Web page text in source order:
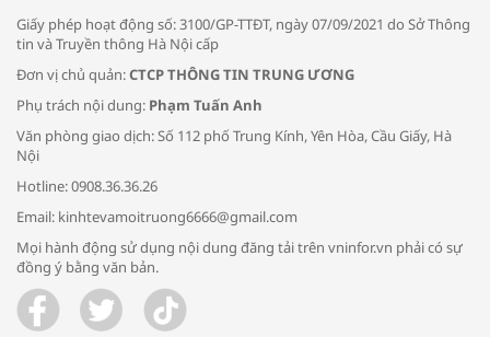
Bác sĩ tư vấn cách phòng tránh bệnh
đường hô hấp trong thời tiết giao mùa
Trao yêu thương cho em
Giấy phép hoạt động số: 3100/GP-TTĐT, ngày 07/09/2021 do Sở Thông
tin và Truyền thông Hà Nội cấp
Đơn vị chủ quản:CTCP THÔNG TIN TRUNG ƯƠNG
Phụ trách nội dung: Phạm Tuấn Anh
Văn phòng giao dịch: Số 112 phố Trung Kính, Yên Hòa, Cầu Giấy, Hà
Nội
Hotline: 0908.36.36.26
Email: kinhtevamoitruong6666@gmail.com
Mọi hành động sử dụng nội dung đăng tải trên vninfor.vn phải có sự
đồng ý bằng văn bản.